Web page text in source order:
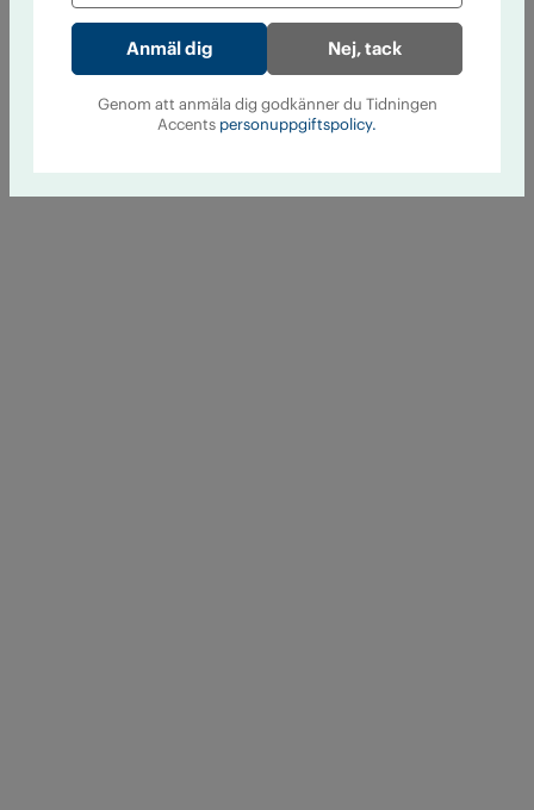
Nej, tack
Genom att anmäla dig godkänner du Tidningen
Accents personuppgiftspolicy.